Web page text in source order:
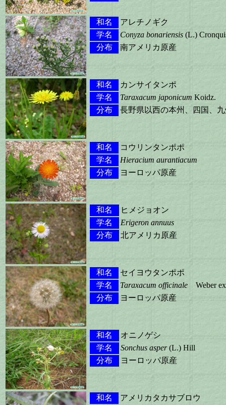
和名
アレチノギク
学名
Conyza bonariensis (L.)
分布
南アメリカ原産
和名
カンサイタンポ
学名
Taraxacum japonicum Koidz.
分布
長野県以西の本州、四国、
和名
コウリンタンポポ
学名
Hieracium aurantiacum
分布
ヨーロッパ原産
和名
ヒメジョオン
学名
Erigeron annuus
分布
北アメリカ原産
和名
セイヨウタンポポ
学名
Taraxacum officinale Weber
分布
ヨーロッパ原産
和名
オニノゲシ
学名
Sonchus asper(L.) Hill
分布
ヨーロッパ原産
和名
アメリカタカサブロウ